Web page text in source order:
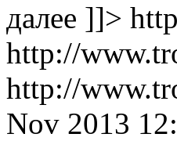
далее ]]>
http://
http://
Nov 2013